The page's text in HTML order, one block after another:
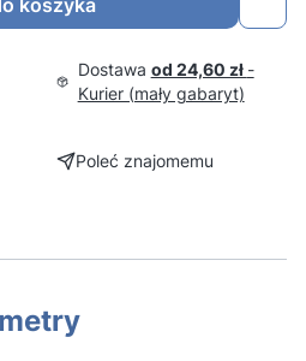
koszyka
Dostawa od 24,60 zł -
Kurier (mały gabaryt)
Poleć znajomemu